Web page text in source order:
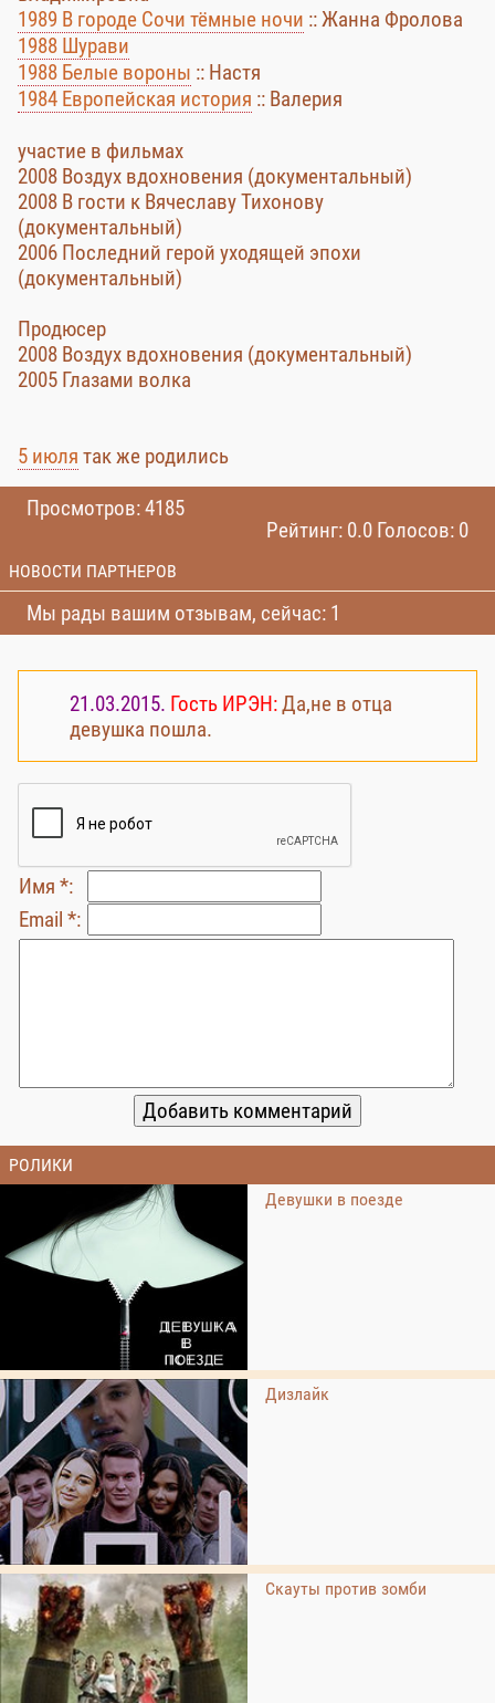
1989 В городе Сочи тёмные ночи :: Жанна Фролова
1988 Шурави
1988 Белые вороны :: Настя
1984 Европейская история :: Валерия
участие в фильмах
2008 Воздух вдохновения (документальный)
2008 В гости к Вячеславу Тихонову
(документальный)
2006 Последний герой уходящей эпохи
(документальный)
Продюсер
2008 Воздух вдохновения (документальный)
2005 Глазами волка
5 июля так же родились
Просмотров: 4185
Рейтинг: 0.0 Голосов: 0
НОВОСТИ ПАРТНЕРОВ
Мы рады вашим отзывам, сейчас: 1
21.03.2015. Гость ИРЭН:Да,не в отца
девушка пошла.
Имя *:
Email *:
РОЛИКИ
Девушки в поезде
Дизлайк
Скауты против зомби